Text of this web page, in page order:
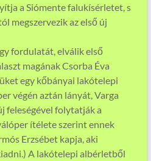
a Siómente falukísérletet, s
megszervezik az első új
fordulatát, elválik első
magának Csorba Éva
egy kőbányai lakótelepi
végén aztán lányát, Varga
feleségével folytatják a
ítélete szerint ennek
Erzsébet kapja, aki
A lakótelepi albérletből